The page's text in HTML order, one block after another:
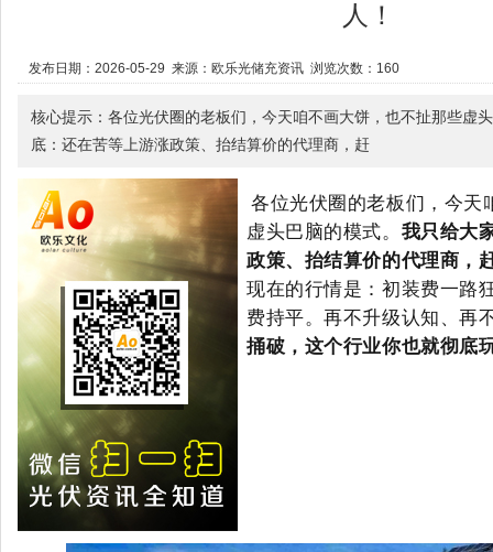
人！
发布日期：2026-05-29 来源：欧乐光储充资讯 浏览次数： 160
核心提示：各位光伏圈的老板们，今天咱不画大饼，也不扯那些虚
底：还在苦等上游涨政策、抬结算价的代理商，赶
各位光伏圈的老板们，今天
虚头巴脑的模式。 我只给大
政策、抬结算价的代理商，
现在的行情是：初装费一路
费持平。再不升级认知、再
捅破，这个行业你也就彻底